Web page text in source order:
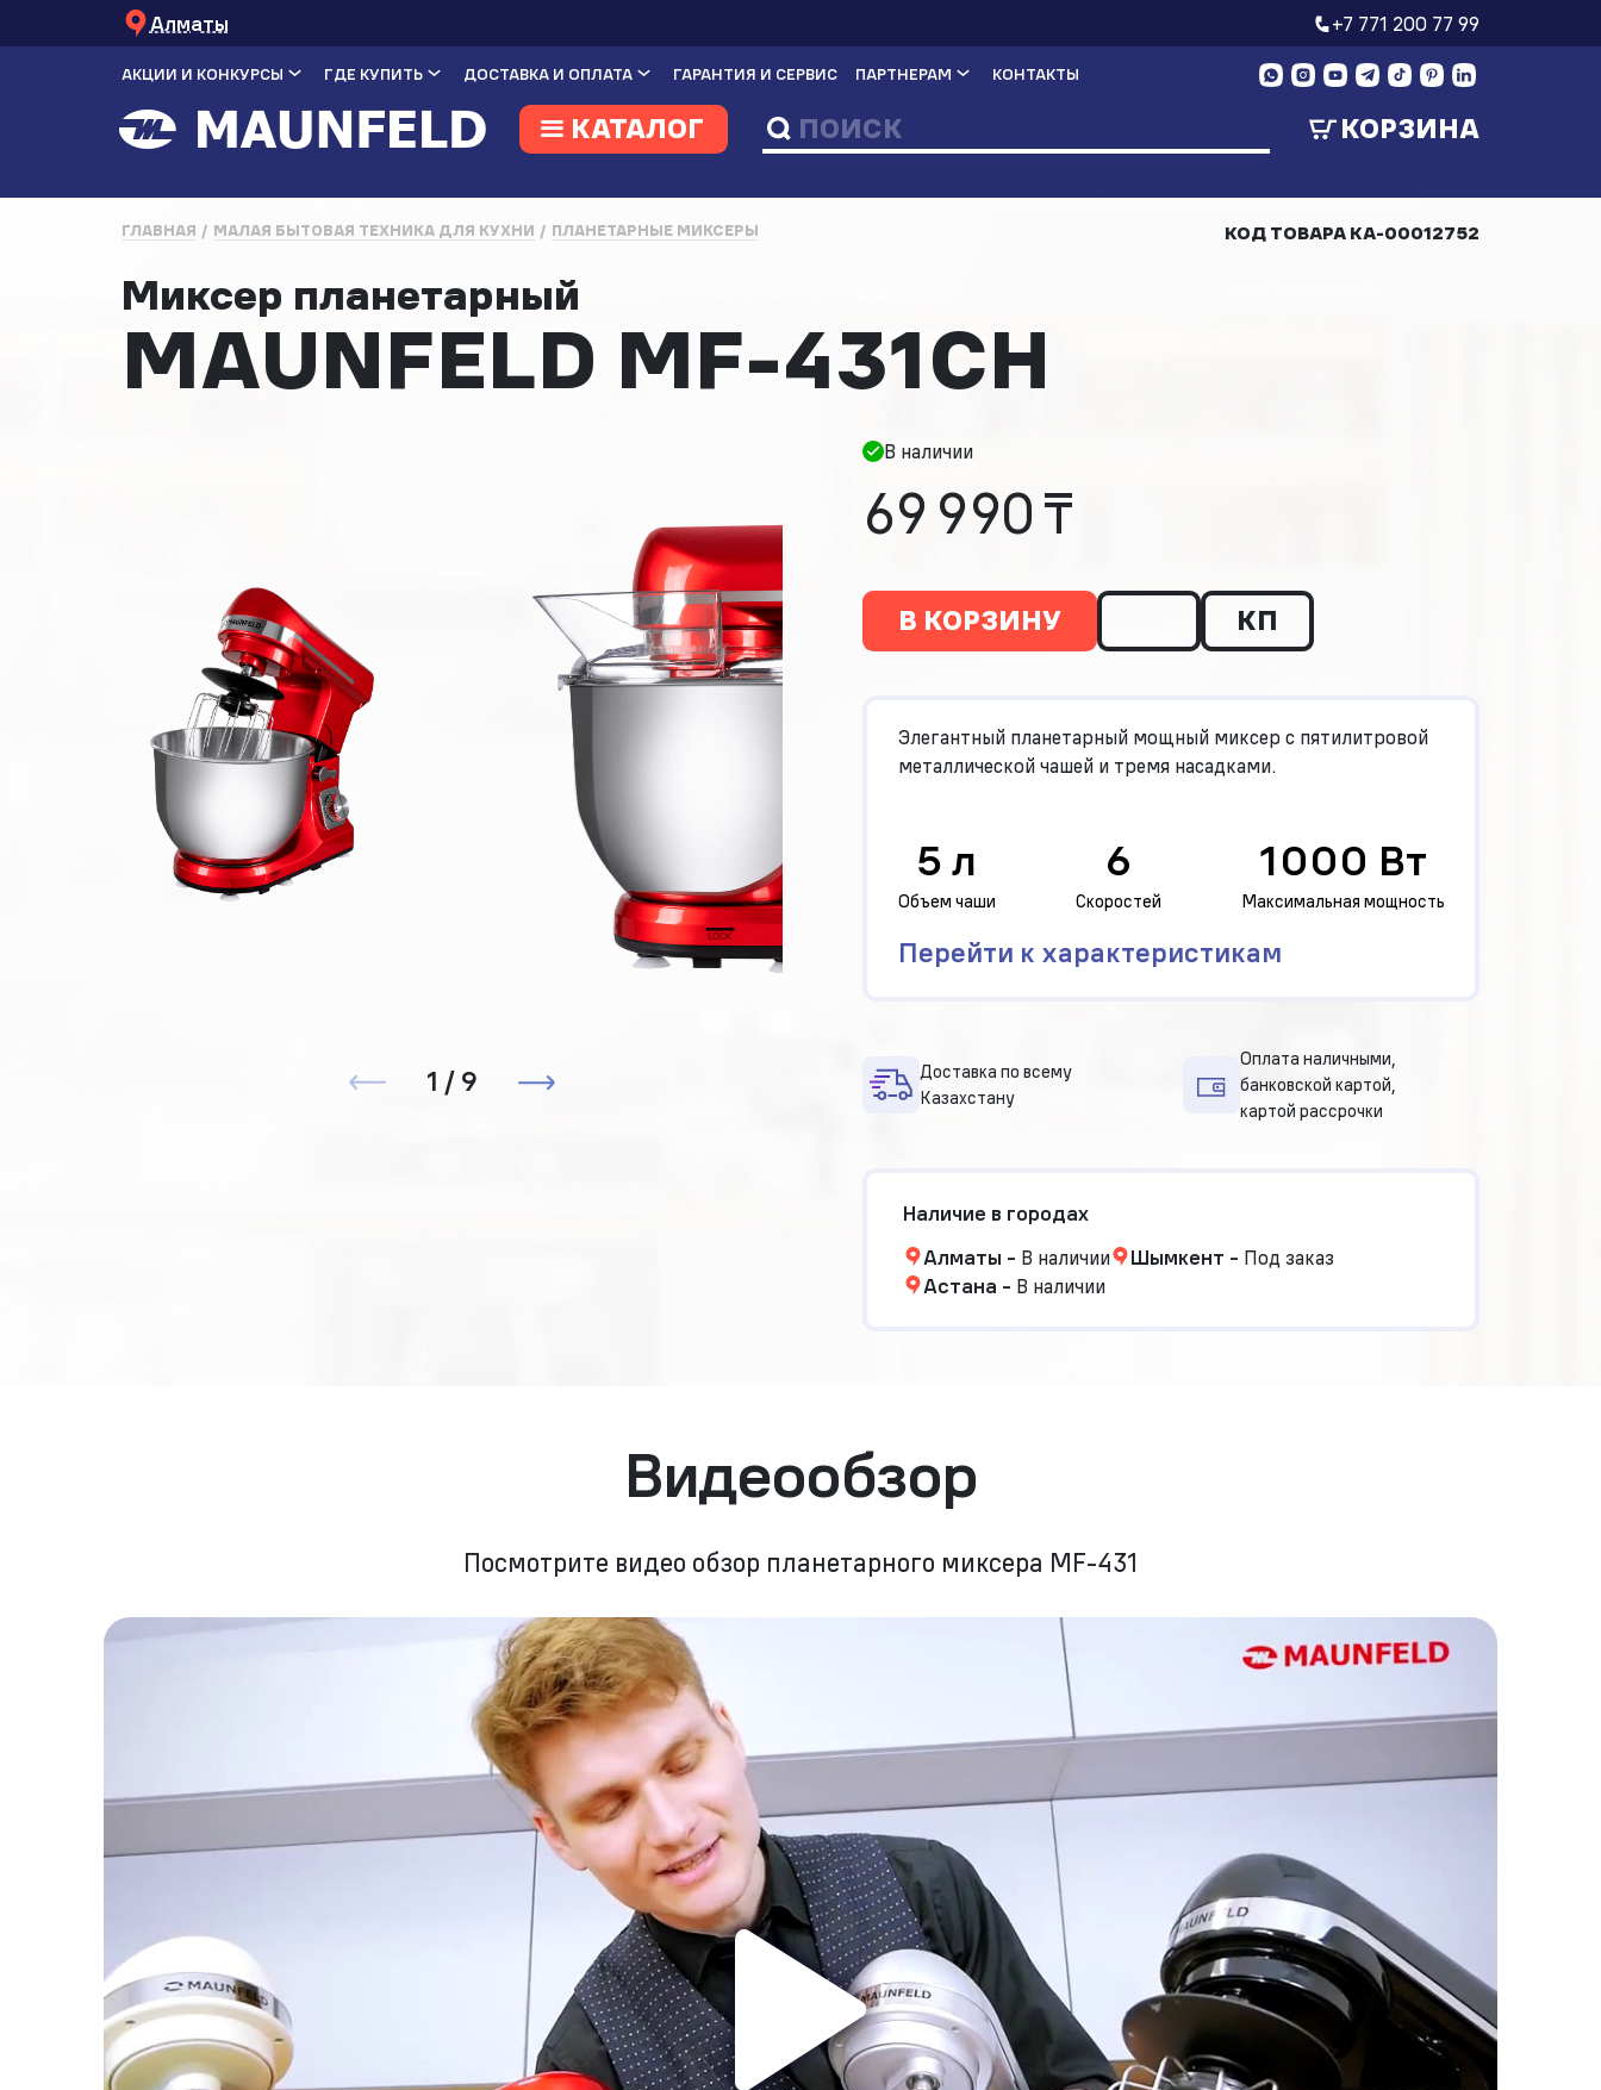
Алматы +7 771 200 77 99
АКЦИИ И КОНКУРСЫ ГДЕ КУПИТЬ ДОСТАВКА И ОПЛАТА ГАРАНТИЯ И СЕРВИС ПАРТНЕРАМ КОНТАКТЫ
КАТАЛОГ КОРЗИНА
ГЛАВНАЯ МАЛАЯ БЫТОВАЯ ТЕХНИКА ДЛЯ КУХНИ ПЛАНЕТАРНЫЕ МИКСЕРЫ КОД ТОВАРА КА-00012752
Миксер планетарный
MAUNFELD MF-431CH
1 / 9
В наличии
69 990 ₸
В КОРЗИНУ КП
Элегантный планетарный мощный миксер с пятилитровой
металлической чашей и тремя насадками.
5 л
Объем чаши
6
Скоростей
1000 Вт
Максимальная мощность
Перейти к характеристикам
Доставка по всему
Казахстану
Оплата наличными,
банковской картой,
картой рассрочки
Наличие в городах
Алматы - В наличии Шымкент - Под заказ
Астана - В наличии
Видеообзор
Посмотрите видео обзор планетарного миксера MF-431